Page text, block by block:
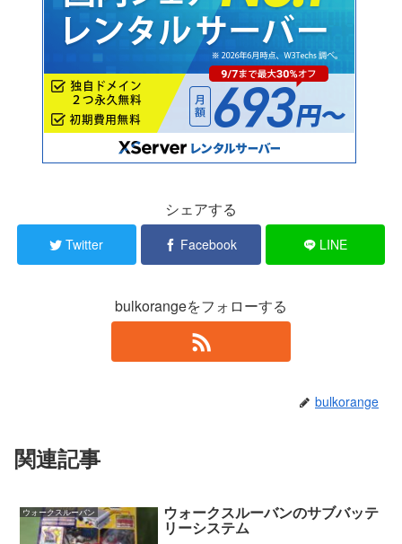
シェアする
Twitter Facebook LINE
bulkorangeをフォローする
bulkorange
関連記事
ウォークスルーバン ウォークスルーバンのサブバッテ
リーシステム